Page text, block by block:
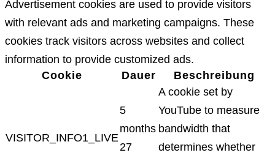
Advertisement cookies are used to provide visitors
with relevant ads and marketing campaigns. These
cookies track visitors across websites and collect
information to provide customized ads.
Cookie
Dauer Beschreibung
VISITOR_INFO1_LIVE
5
months
27
A cookie set by
YouTube to measure
bandwidth that
determines whether